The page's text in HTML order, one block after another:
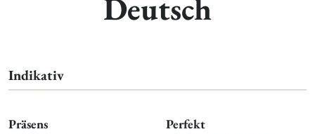
Deutsch
Indikativ
Präsens Perfekt